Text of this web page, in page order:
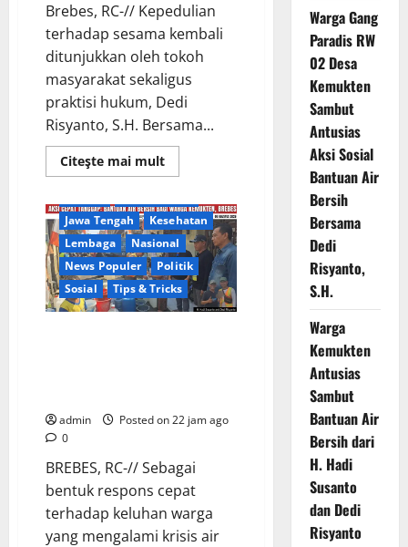
​Brebes, RC-// Kepedulian
terhadap sesama kembali
ditunjukkan oleh tokoh
masyarakat sekaligus
praktisi hukum, Dedi
Risyanto, S.H. Bersama...
Citeşte mai multRead
more
Gang
Paradis
RW
02
Desa
Kemukten
Sambut
Antusias
Aksi
S.H.
Berita Terkini
Brebes
Jawa Tengah
Kesehatan
Lembaga
Nasional
News Populer
Politik
Sosial
Tips & Tricks
admin
Posted on 22 jam ago
0
BREBES, RC-// Sebagai
bentuk respons cepat
terhadap keluhan warga
yang mengalami krisis air
Warga Gang
Paradis RW
02 Desa
Kemukten
Sambut
Antusias
Aksi Sosial
Bantuan Air
Bersih
Bersama
Dedi
Risyanto,
S.H.
Warga
Kemukten
Antusias
Sambut
Bantuan Air
Bersih dari
H. Hadi
Susanto
dan Dedi
Risyanto